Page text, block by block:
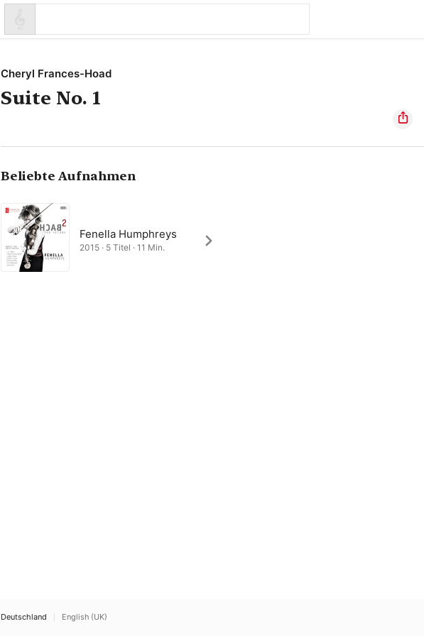
Cheryl Frances-Hoad
Suite No. 1
Beliebte Aufnahmen
Fenella Humphreys
2015 · 5 Titel · 11 Min.
Deutschland English (UK)